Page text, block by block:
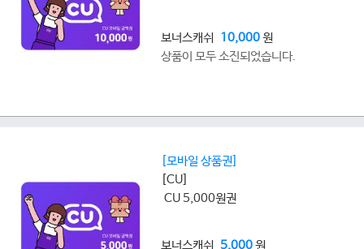
보너스캐쉬 10,000원
상품이 모두 소진되었습니다.
[모바일 상품권]
[CU]
CU 5,000원권
보너스캐쉬 5,000원